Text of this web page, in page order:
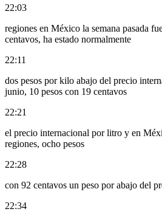
22:03
regiones en México la semana pasada
centavos, ha estado normalmente
22:11
dos pesos por kilo abajo del precio
junio, 10 pesos con 19 centavos
22:21
el precio internacional por litro y en
regiones, ocho pesos
22:28
con 92 centavos un peso por abajo del
22:34